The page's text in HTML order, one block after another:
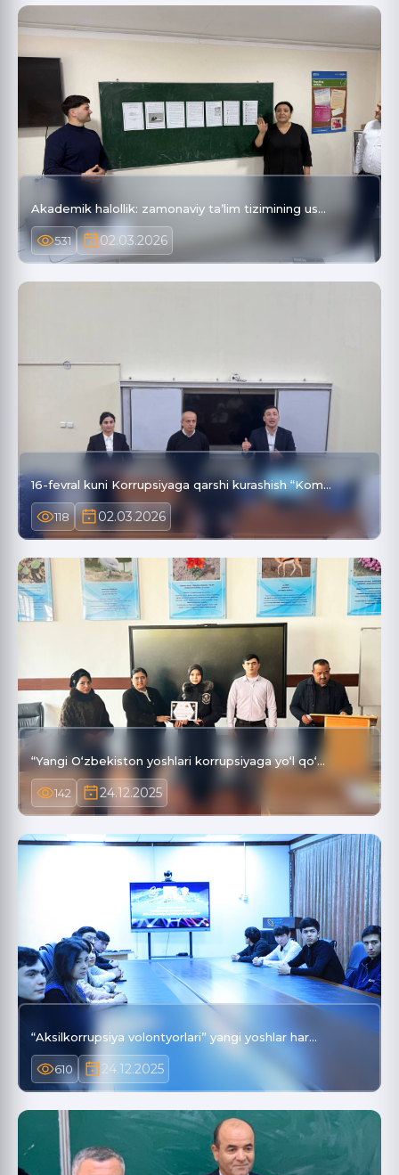
Akademik halollik: zamonaviy taʼlim tizimining us…
531 02.03.2026
16-fevral kuni Korrupsiyaga qarshi kurashish “Kom…
118 02.03.2026
“Yangi O‘zbekiston yoshlari korrupsiyaga yo‘l qo‘…
142 24.12.2025
“Aksilkorrupsiya volontyorlari” yangi yoshlar har…
610 24.12.2025